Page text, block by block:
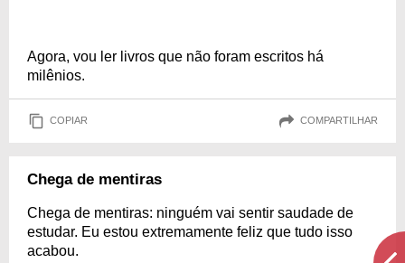
Agora, vou ler livros que não foram escritos há
milênios.
COPIAR COMPARTILHAR
Chega de mentiras
Chega de mentiras: ninguém vai sentir saudade de
estudar. Eu estou extremamente feliz que tudo isso
acabou.